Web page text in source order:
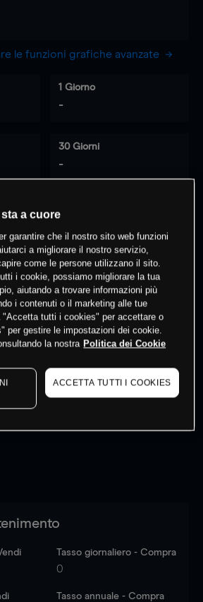
le funzioni grafiche avanzate
1 Giorno
-
30 Giorni
-
hanno posizioni
Fai trading
indicativi. Accediper vedere gli ultimi
to see latest market data
Tasso giornaliero - Compra
0
Tasso annuale - Compra
a cuore
garantire che il nostro sito web funzioni
a migliorare il nostro servizio,
come le persone utilizzano il sito.
i cookie, possiamo migliorare la tua
aiutando a trovare informazioni più
i contenuti o il marketing alle tue
"Accetta tutti i cookies" per accettare o
per gestire le impostazioni dei cookie.
la nostra Politica dei Cookie
ACCETTA TUTTI I COOKIES